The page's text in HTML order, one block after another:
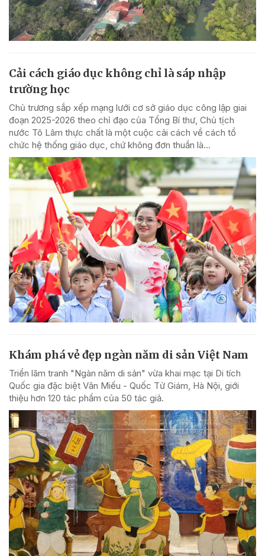
Cải cách giáo dục không chỉ là sáp nhập
trường học
Chủ trương sắp xếp mạng lưới cơ sở giáo dục công lập giai
đoạn 2025-2026 theo chỉ đạo của Tổng Bí thư, Chủ tịch
nước Tô Lâm thực chất là một cuộc cải cách về cách tổ
chức hệ thống giáo dục, chứ không đơn thuần là...
Khám phá vẻ đẹp ngàn năm di sản Việt Nam
Triển lãm tranh "Ngàn năm di sản" vừa khai mạc tại Di tích
Quốc gia đặc biệt Văn Miếu - Quốc Tử Giám, Hà Nội, giới
thiệu hơn 120 tác phẩm của 50 tác giả.